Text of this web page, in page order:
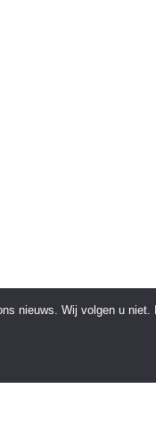
nieuws. Wij volgen u